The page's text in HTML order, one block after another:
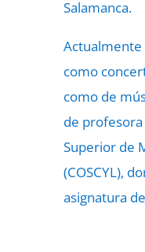
Salamanca.
Actualmente
como
como de
de
Superior de
(COSCYL),
asignatura